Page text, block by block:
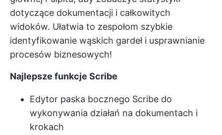
dotyczące dokumentacji i całkowitych
widoków. Ułatwia to zespołom szybkie
identyfikowanie wąskich gardeł i usprawnianie
procesów biznesowych!
Najlepsze funkcje Scribe
Edytor paska bocznego Scribe do
wykonywania działań na dokumentach i
krokach